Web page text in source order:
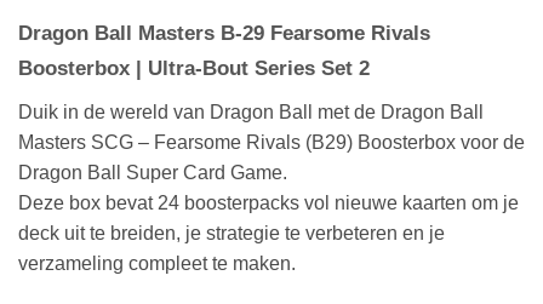
Dragon Ball Masters B-29 Fearsome Rivals
Boosterbox | Ultra-Bout Series Set 2
Duik in de wereld van Dragon Ball met de Dragon Ball
Masters SCG – Fearsome Rivals (B29) Boosterbox voor de
Dragon Ball Super Card Game.
Deze box bevat 24 boosterpacks vol nieuwe kaarten om je
deck uit te breiden, je strategie te verbeteren en je
verzameling compleet te maken.